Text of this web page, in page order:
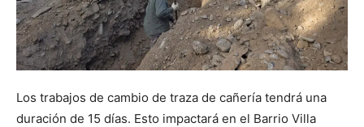
Los trabajos de cambio de traza de cañería tendrá una
duración de 15 días. Esto impactará en el Barrio Villa